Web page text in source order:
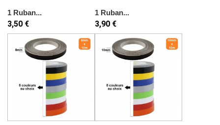
1 Ruban...
3,50 €
1 Ruban...
3,90 €